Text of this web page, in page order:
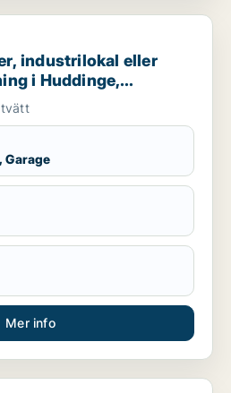
eller garage för uthyrning i
industrilokal eller
i Huddinge,
m.fl.
tvätt
Garage
Mer info